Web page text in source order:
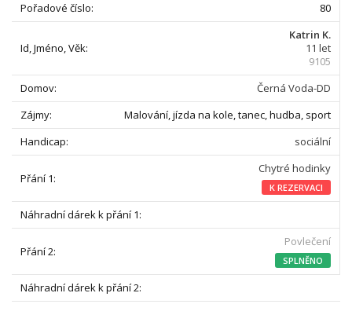
80
Katrin K.
11 let
9105
Černá Voda-DD
Malování, jízda na kole, tanec, hudba, sport
sociální
Chytré hodinky
K REZERVACI
Povlečení
SPLNĚNO